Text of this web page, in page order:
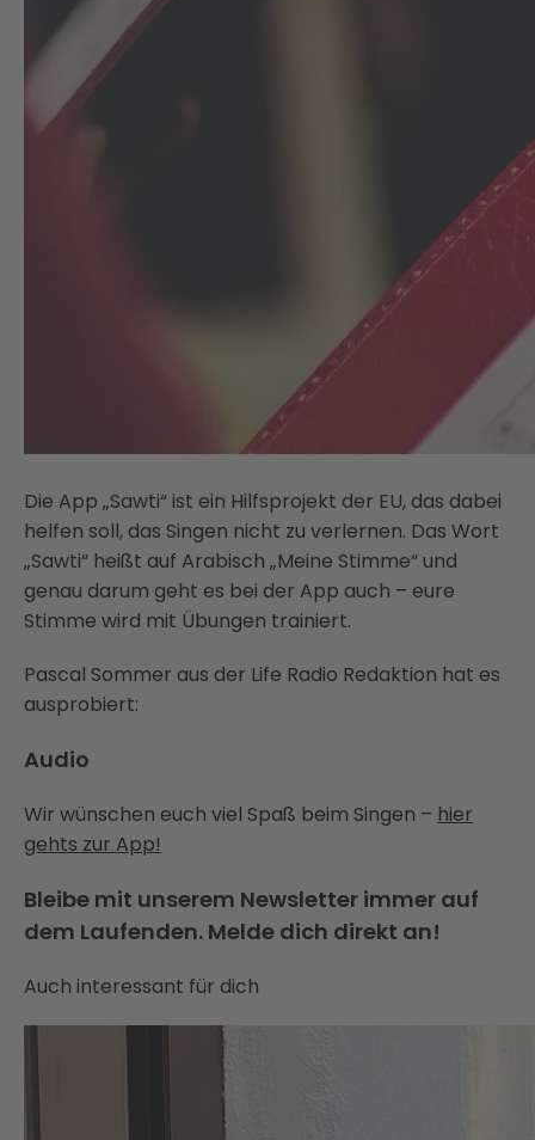
Die App „Sawti“ ist ein Hilfsprojekt der EU, das dabei
helfen soll, das Singen nicht zu verlernen. Das Wort
„Sawti“ heißt auf Arabisch „Meine Stimme“ und
genau darum geht es bei der App auch – eure
Stimme wird mit Übungen trainiert.
Pascal Sommer aus der Life Radio Redaktion hat es
ausprobiert:
Audio
Wir wünschen euch viel Spaß beim Singen – hier
gehts zur App!
Bleibe mit unserem Newsletter immer auf
dem Laufenden. Melde dich direkt an!
Auch interessant für dich